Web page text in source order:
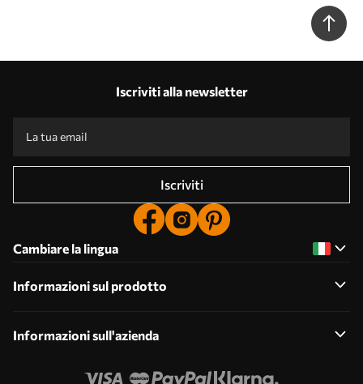
Iscriviti alla newsletter
Iscriviti
Cambiare la lingua
Informazioni sul prodotto
Informazioni sull'azienda